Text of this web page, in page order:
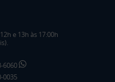
e 13h às 17:00h
6060
0035